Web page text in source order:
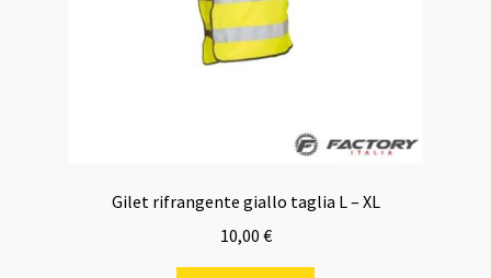
Gilet rifrangente giallo taglia L – XL
10,00 €